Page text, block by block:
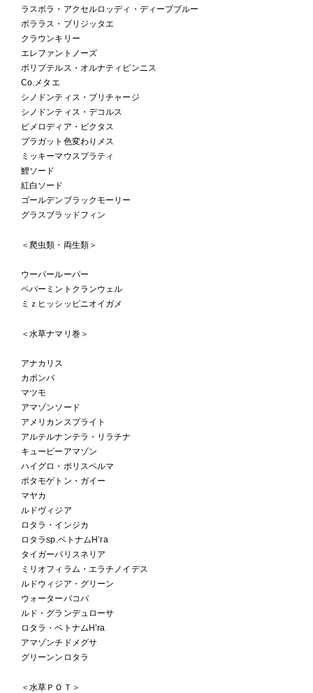
ラスボラ・アクセルロッディ・ディープブルー
ボララス・ブリジッタエ
クラウンキリー
エレファントノーズ
ポリプテルス・オルナティピンニス
Co.メタエ
シノドンティス・ブリチャージ
シノドンティス・デコルス
ピメロディア・ピクタス
プラガット色変わりメス
ミッキーマウスプラティ
鯉ソード
紅白ソード
ゴールデンブラックモーリー
グラスブラッドフィン
＜爬虫類・両生類＞
ウーパールーパー
ペパーミントクランウェル
ミｚヒッシッピニオイガメ
＜水草ナマリ巻＞
アナカリス
カボンバ
マツモ
アマゾンソード
アメリカンスプライト
アルテルナンテラ・リラチナ
キューピーアマゾン
ハイグロ・ポリスペルマ
ポタモゲトン・ガイー
マヤカ
ルドヴィジア
ロタラ・インジカ
ロタラsp.ベトナムH’ra
タイガーバリスネリア
ミリオフィラム・エラチノイデス
ルドウィジア・グリーン
ウォーターバコパ
ルド・グランデュローサ
ロタラ・ベトナムH’ra
アマゾンチドメグサ
グリーンンロタラ
＜水草ＰＯＴ＞